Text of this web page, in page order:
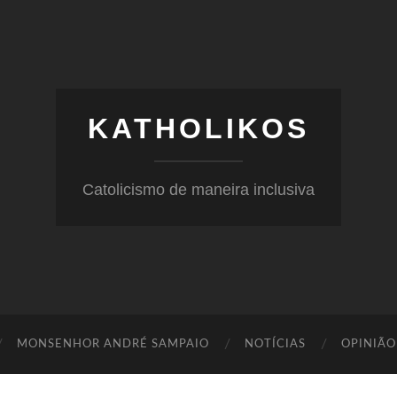
KATHOLIKOS
Catolicismo de maneira inclusiva
MONSENHOR ANDRÉ SAMPAIO NOTÍCIAS OPINIÃO